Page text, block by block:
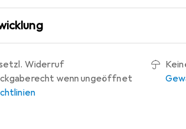
Widerruf
wenn ungeöffnet